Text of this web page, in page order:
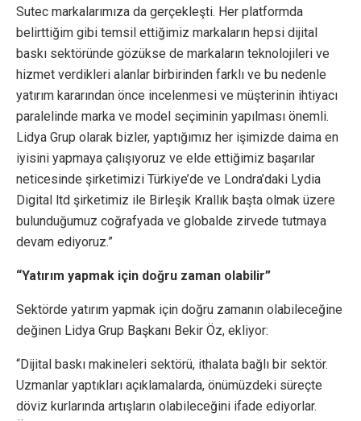
Sutec markalarımıza da gerçekleşti. Her platformda
belirttiğim gibi temsil ettiğimiz markaların hepsi dijital
baskı sektöründe gözükse de markaların teknolojileri ve
hizmet verdikleri alanlar birbirinden farklı ve bu nedenle
yatırım kararından önce incelenmesi ve müşterinin ihtiyacı
paralelinde marka ve model seçiminin yapılması önemli.
Lidya Grup olarak bizler, yaptığımız her işimizde daima en
iyisini yapmaya çalışıyoruz ve elde ettiğimiz başarılar
neticesinde şirketimizi Türkiye’de ve Londra’daki Lydia
Digital ltd şirketimiz ile Birleşik Krallık başta olmak üzere
bulunduğumuz coğrafyada ve globalde zirvede tutmaya
devam ediyoruz.”
“Yatırım yapmak için doğru zaman olabilir”
Sektörde yatırım yapmak için doğru zamanın olabileceğine
değinen Lidya Grup Başkanı Bekir Öz, ekliyor:
“Dijital baskı makineleri sektörü, ithalata bağlı bir sektör.
Uzmanlar yaptıkları açıklamalarda, önümüzdeki süreçte
döviz kurlarında artışların olabileceğini ifade ediyorlar.